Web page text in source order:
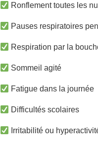
Ronflement toutes les
Pauses respiratoires
Respiration par la
Sommeil agité
Fatigue dans la journée
Difficultés scolaires
Irritabilité ou